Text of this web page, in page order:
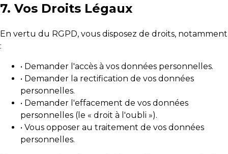
7. Vos Droits Légaux
En vertu du RGPD, vous disposez de droits, notamment
:
• Demander l'accès à vos données personnelles.
• Demander la rectification de vos données
personnelles.
• Demander l'effacement de vos données
personnelles (le « droit à l'oubli »).
• Vous opposer au traitement de vos données
personnelles.